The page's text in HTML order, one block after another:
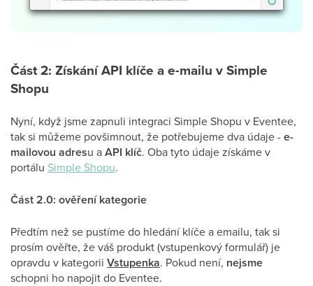
Část 2: Získání API klíče a e-mailu v Simple
Shopu
Nyní, když jsme zapnuli integraci Simple Shopu v Eventee,
tak si můžeme povšimnout, že potřebujeme dva údaje -e-
mailovou adresu aAPI klíč. Oba tyto údaje získáme v
portálu Simple Shopu.
Část 2.0: ověření kategorie
Předtím než se pustíme do hledání klíče a emailu, tak si
prosím ověřte, že váš produkt (vstupenkový formulář) je
opravdu v kategorii Vstupenka. Pokud není, nejsme
schopni ho napojit do Eventee.